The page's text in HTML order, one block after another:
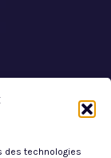
des technologies